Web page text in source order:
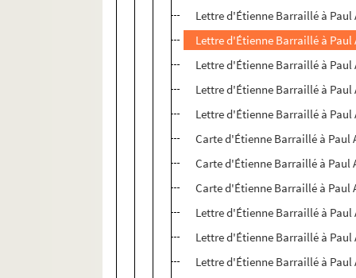
Lettre d'Étienne Barraillé à Paul
Lettre d'Étienne Barraillé à Paul
Lettre d'Étienne Barraillé à Paul
Lettre d'Étienne Barraillé à Paul
Lettre d'Étienne Barraillé à Paul
Carte d'Étienne Barraillé à Paul
Carte d'Étienne Barraillé à Paul
Carte d'Étienne Barraillé à Paul
Lettre d'Étienne Barraillé à Paul
Lettre d'Étienne Barraillé à Paul
Lettre d'Étienne Barraillé à Paul